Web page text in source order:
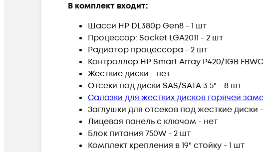
В комплект входит:
Шасси HP DL380p Gen8 - 1 шт
Процессор: Socket LGA2011 - 2 шт
Радиатор процессора - 2 шт
Контроллер HP Smart Array P420/1GB
Жесткие диски - нет
Отсеки под диски SAS/SATA 3.5" - 8 шт
Салазки для жестких дисков горячей
Заглушки для отсеков под жесткие диски
Лицевая панель с ключом - нет
Блок питания 750W - 2 шт
Комплект крепления в 19" стойку - 1 шт